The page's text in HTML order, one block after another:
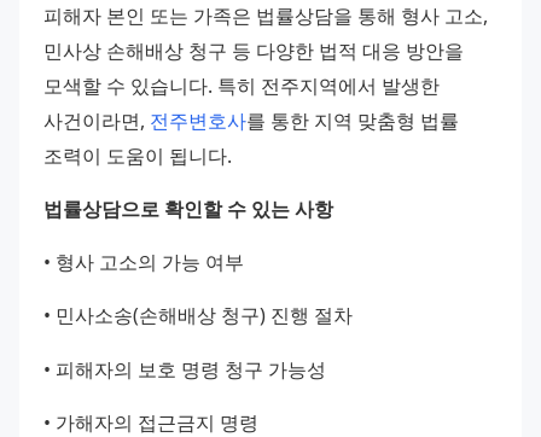
피해자 본인 또는 가족은 법률상담을 통해 형사 고소,
민사상 손해배상 청구 등 다양한 법적 대응 방안을
모색할 수 있습니다. 특히 전주지역에서 발생한
사건이라면, 전주변호사를 통한 지역 맞춤형 법률
조력이 도움이 됩니다.
법률상담으로 확인할 수 있는 사항
• 형사 고소의 가능 여부
• 민사소송(손해배상 청구) 진행 절차
• 피해자의 보호 명령 청구 가능성
• 가해자의 접근금지 명령